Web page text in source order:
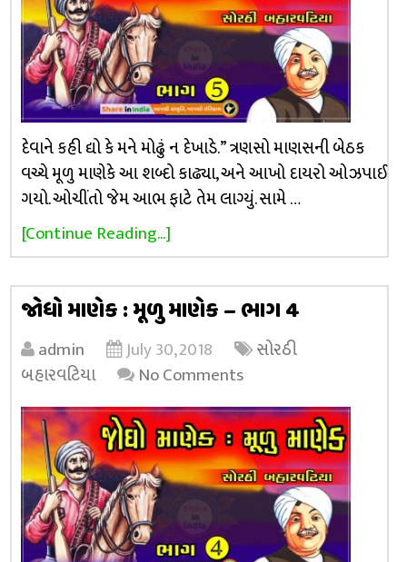
દેવાને કહી દ્યો કે મને મોઢું ન દેખાડે.” ત્રણસો માણસની બેઠક
વચ્ચે મૂળુ માણેકે આ શબ્દો કાઢ્યા, અને આખો દાયરો ઓઝપાઈ
ગયો. ઓચીંતો જેમ આભ ફાટે તેમ લાગ્યું. સામે …
[Continue Reading...]
જોધો માણેક : મૂળુ માણેક – ભાગ 4
admin July 30, 2018
સોરઠી
બહારવટિયા
No Comments